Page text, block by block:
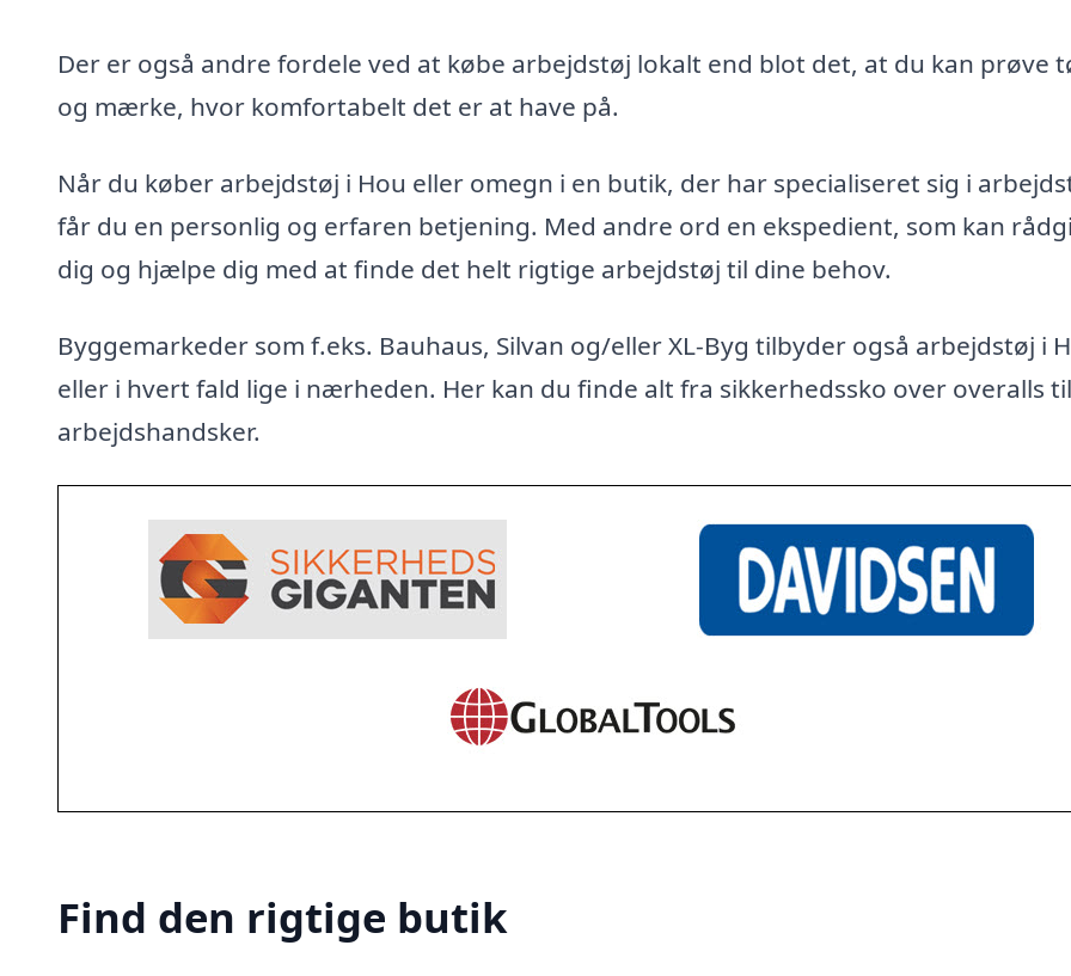
Der er også andre fordele ved at købe arbejdstøj lokalt end blot det, at du kan prøve
og mærke, hvor komfortabelt det er at have på.
Når du køber arbejdstøj i Hou eller omegn i en butik, der har specialiseret sig i
får du en personlig og erfaren betjening. Med andre ord en ekspedient, som kan
dig og hjælpe dig med at finde det helt rigtige arbejdstøj til dine behov.
Byggemarkeder som f.eks. Bauhaus, Silvan og/eller XL-Byg tilbyder også arbejdstøj i
eller i hvert fald lige i nærheden. Her kan du finde alt fra sikkerhedssko over overalls til
arbejdshandsker.
Find den rigtige butik